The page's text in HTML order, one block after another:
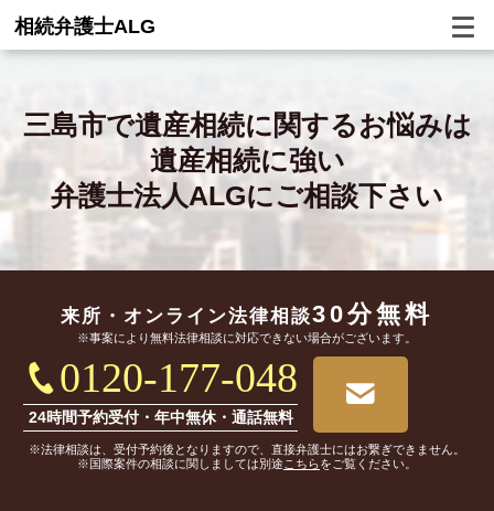
相続弁護士ALG
三島市で遺産相続に関するお悩みは
遺産相続に強い
弁護士法人ALGにご相談下さい
来所・オンライン法律相談30分無料
※事案により無料法律相談に対応できない場合がございます。
0120-177-048
24時間予約受付・年中無休・通話無料
※法律相談は、受付予約後となりますので、直接弁護士にはお繋ぎできません。
※国際案件の相談に関しましては別途 こちらをご覧ください。